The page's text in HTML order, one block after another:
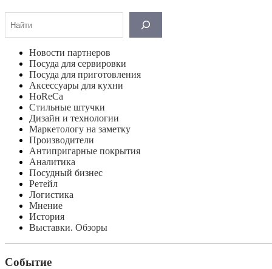
Новости партнеров
Посуда для сервировки
Посуда для приготовления
Аксессуары для кухни
HoReCa
Стильные штучки
Дизайн и технологии
Маркетологу на заметку
Производители
Антипригарные покрытия
Аналитика
Посудный бизнес
Ретейл
Логистика
Мнение
История
Выставки. Обзоры
Событие